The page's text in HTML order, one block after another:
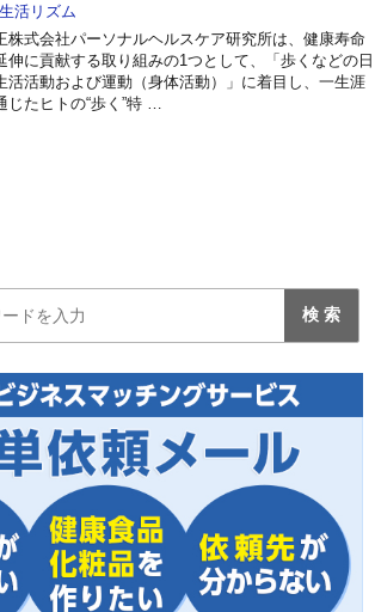
生活リズム
株式会社パーソナルヘルスケア研究所は、健康寿命
伸に貢献する取り組みの1つとして、「歩くなどの日
活活動および運動（身体活動）」に着目し、一生涯
じたヒトの“歩く”特 …